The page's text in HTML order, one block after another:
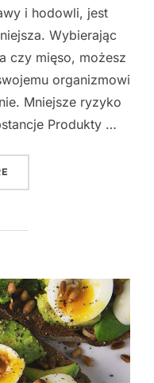
i hodowli, jest
Wybierając
czy mięso, możesz
organizmowi
Mniejsze ryzyko
Produkty …